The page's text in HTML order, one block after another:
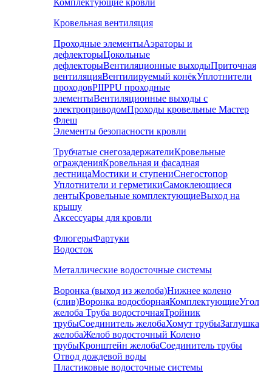
Комплектующие кровли
Кровельная вентиляция
Проходные элементыАэраторы и
дефлекторыЦокольные
дефлекторыВентиляционные выходыПриточная
вентиляцияВентилируемый конёкУплотнители
проходовPIIPPU проходные
элементыВентиляционные выходы с
электроприводомПроходы кровельные Мастер
Флеш
Элементы безопасности кровли
Трубчатые снегозадержателиКровельные
огражденияКровельная и фасадная
лестницаМостики и ступениСнегостопор
Уплотнители и герметикиСамоклеющиеся
лентыКровельные комплектующиеВыход на
крышу
Аксессуары для кровли
ФлюгерыФартуки
Водосток
Металлические водосточные системы
Воронка (выход из желоба)Нижнее колено
(слив)Воронка водосборнаяКомплектующиеУгол
желоба Труба водосточнаяТройник
трубыСоединитель желобаХомут трубыЗаглушка
желобаЖелоб водосточный Колено
трубыКронштейн желобаСоединитель трубы
Отвод дождевой воды
Пластиковые водосточные системы